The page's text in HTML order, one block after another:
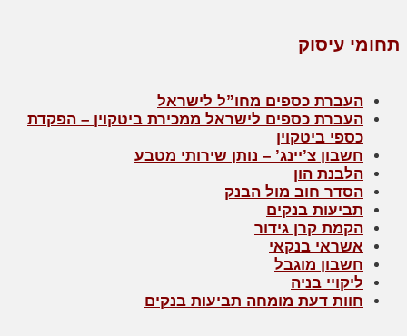
תחומי עיסוק
העברת כספים מחו”ל לישראל
העברת כספים לישראל ממכירת ביטקוין – הפקדת
כספי ביטקוין
חשבון צ’יינג’ – נותן שירותי מטבע
הלבנת הון
הסדר חוב מול הבנק
תביעות בנקים
הקמת קרן גידור
אשראי בנקאי
חשבון מוגבל
ליקויי בניה
חוות דעת מומחה תביעות בנקים